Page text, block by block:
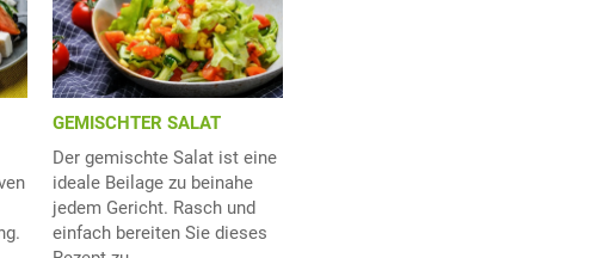
GEMISCHTER SALAT
Der gemischte Salat ist eine
ideale Beilage zu beinahe
jedem Gericht. Rasch und
einfach bereiten Sie dieses